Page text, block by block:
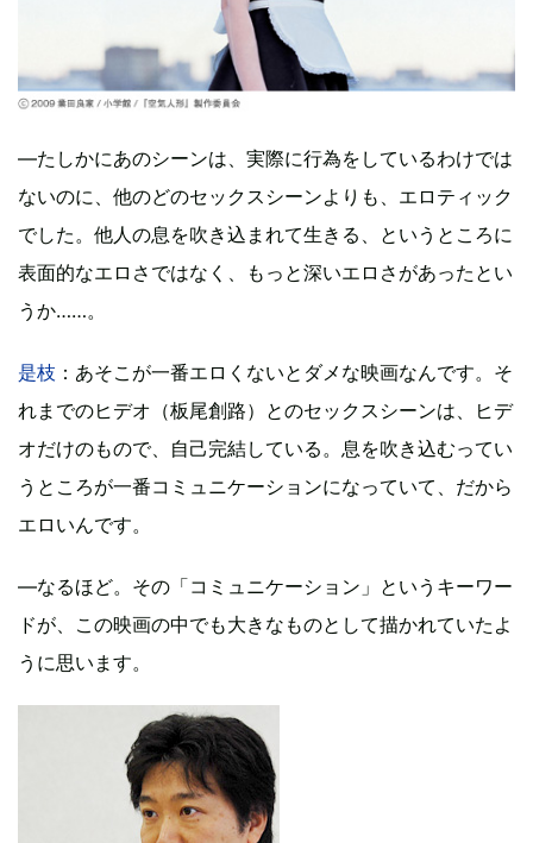
―たしかにあのシーンは、実際に行為をしているわけでは
ないのに、他のどのセックスシーンよりも、エロティック
でした。他人の息を吹き込まれて生きる、というところに
表面的なエロさではなく、もっと深いエロさがあったとい
うか……。
是枝 ：あそこが一番エロくないとダメな映画なんです。そ
れまでのヒデオ（板尾創路）とのセックスシーンは、ヒデ
オだけのもので、自己完結している。息を吹き込むってい
うところが一番コミュニケーションになっていて、だから
エロいんです。
―なるほど。その「コミュニケーション」というキーワー
ドが、この映画の中でも大きなものとして描かれていたよ
うに思います。